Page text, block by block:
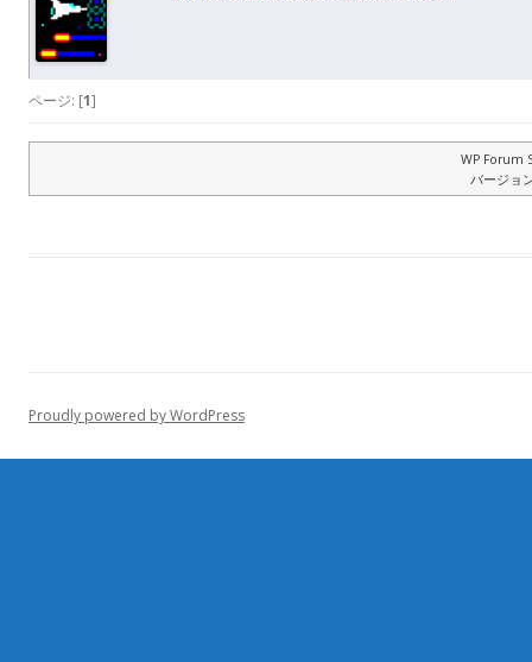
ページ: [1]
WP Forum
バージョ
Proudly powered by WordPress